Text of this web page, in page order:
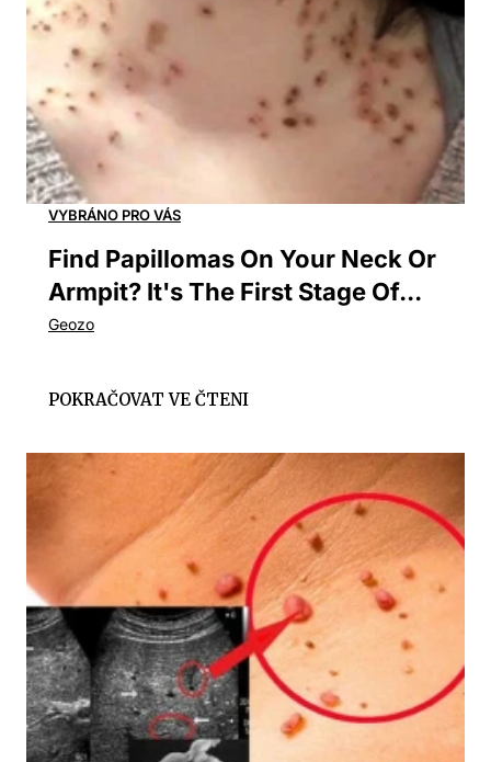
Find Papillomas On Your Neck Or
Armpit? It's The First Stage Of...